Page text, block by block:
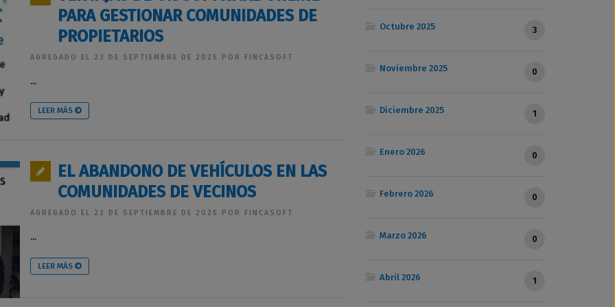
PARA GESTIONAR COMUNIDADES DE
PROPIETARIOS
AGREGADO EL 23 DE SEPTIEMBRE DE 2025 POR FINCASOFT
...
LEER MÁS
EL ABANDONO DE VEHÍCULOS EN LAS
COMUNIDADES DE VECINOS
AGREGADO EL 22 DE SEPTIEMBRE DE 2025 POR FINCASOFT
...
LEER MÁS
Octubre 2025 3
Noviembre 2025 0
Diciembre 2025 1
Enero 2026 0
Febrero 2026 0
Marzo 2026 0
Abril 2026 1